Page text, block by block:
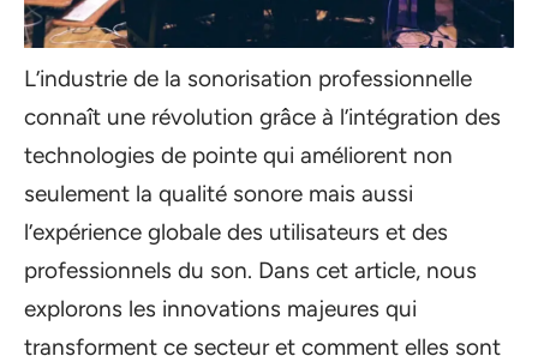
L’industrie de la sonorisation professionnelle
connaît une révolution grâce à l’intégration des
technologies de pointe qui améliorent non
seulement la qualité sonore mais aussi
l’expérience globale des utilisateurs et des
professionnels du son. Dans cet article, nous
explorons les innovations majeures qui
transforment ce secteur et comment elles sont